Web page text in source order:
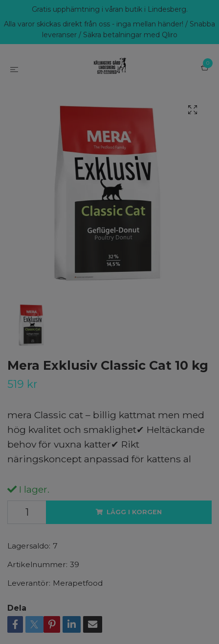
Gratis upphämtning i våran butik i Lindesberg.
Alla varor skickas direkt från oss - inga mellan händer! / Snabba
leveranser / Säkra betalningar med Qliro
0
Mera Exklusiv Classic Cat 10 kg
519 kr
mera Classic cat – billig kattmat men med
hög kvalitet och smaklighet✔ Heltäckande
behov för vuxna katter✔ Rikt
näringskoncept anpassad för kattens al
I lager.
LÄGG I KORGEN
Lagersaldo: 7
Artikelnummer: 39
Leverantör: Merapetfood
Dela